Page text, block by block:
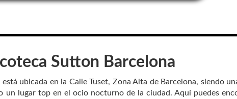
Sutton Barcelona
ubicada en la Calle Tuset, Zona Alta de Barcelona, siendo
un lugar top en el ocio nocturno de la ciudad. Aquí puedes